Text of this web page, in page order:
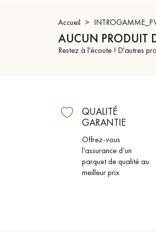
Accueil
AUCUN PRODUIT
Restez à l'écoute ! D'autres
QUALITÉ
GARANTIE
Offrez-vous
l’assurance d’un
parquet de qualité au
meilleur prix